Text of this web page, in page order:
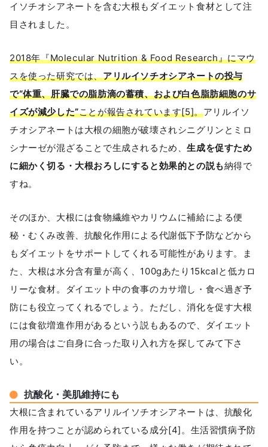
イソチオシアネートを含む大根もダイエット食材として注
目されました。
2018年『Molecular Nutrition & Food Research』にマウ
スを使った研究では、アリルイソチオシアネートの投与
で“体重、肝臓での脂肪滴の蓄積、および白色脂肪細胞のサ
イズが減少した”ことが報告されています[5]。アリルイソ
チオシアネートは大根の細胞が破壊されシニグリンとミロ
シナーゼが混ざることで生成されるため、生成を促すため
に細かく切る・大根おろしにすると効果的との説も納得で
すね。
そのほか、大根には食物繊維やカリウムに補給による便
秘・むくみ改善、抗酸化作用による代謝低下予防などから
もダイエットをサポートしてくれる可能性があります。ま
た、大根は水分含有量が高く、100gあたり15kcalと低カロ
リーな食材。ダイエット中の食事のカサ増し・食べ過ぎ予
防にも役立ってくれるでしょう。ただし、消化を促す大根
には食欲増進作用があるという説もあるので、ダイエット
用の場合はご自身に合った取り入れ方を探してみて下さ
い。
抗酸化・美肌維持にも
大根に含まれているアリルイソチオシアネートは、抗酸化
作用を持つことが認められている成分[4]。生活習慣病予防